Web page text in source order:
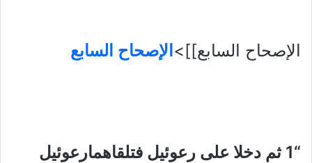
الإصحاح السابع]]> الإصحاح السابع
“1 ثم دخلا على رعوئيل فتلقاهمارعوئيل